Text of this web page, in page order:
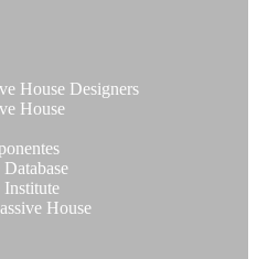
House Designers
House
Institute
House